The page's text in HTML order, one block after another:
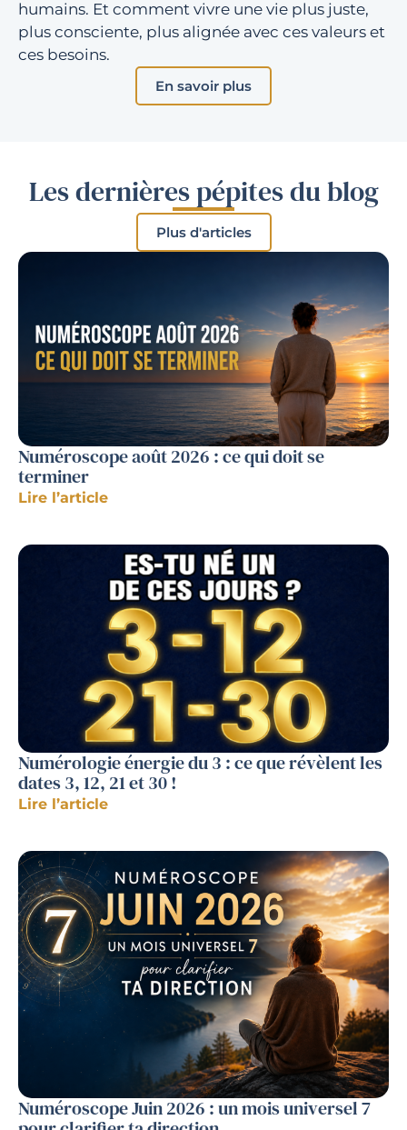
humains. Et comment vivre une vie plus juste,
plus consciente, plus alignée avec ces valeurs et
ces besoins.
En savoir plus
Les dernières pépites du blog
Plus d'articles
Numéroscope août 2026 : ce qui doit se
terminer
Lire l’article
Numérologie énergie du 3 : ce que révèlent les
dates 3, 12, 21 et 30 !
Lire l’article
Numéroscope Juin 2026 : un mois universel 7